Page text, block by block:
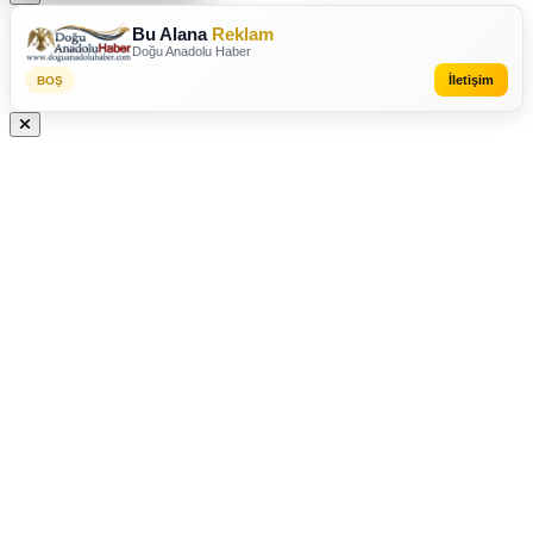
Bu Alana Reklam
Doğu Anadolu Haber
BOŞ İletişim